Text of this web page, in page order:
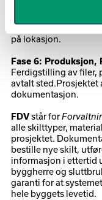
Prøveoppsett og
på lokasjon.
Fase 6: Produksjon,
Ferdigstilling av filer,
avtalt sted.Prosjektet
dokumentasjon.
FDVstår for
alle skilttyper,
prosjektet.
bestille nye skilt,
informasjon i ettertid
byggherre og
garanti for at
hele byggets levetid.